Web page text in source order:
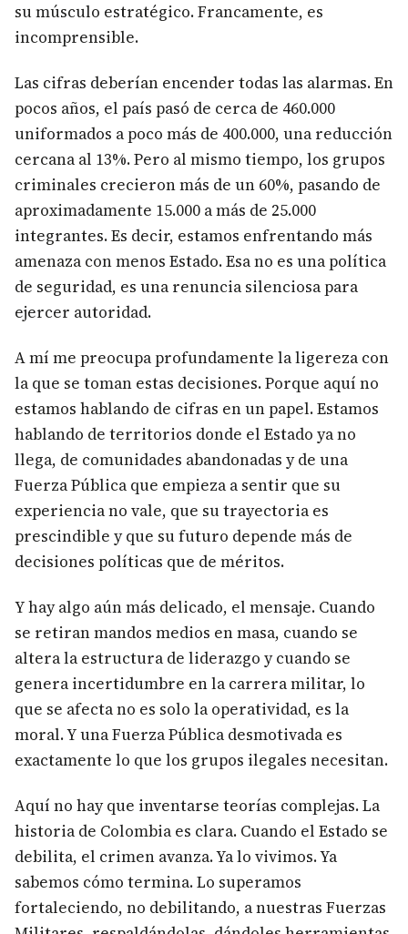
su músculo estratégico. Francamente, es
incomprensible.
Las cifras deberían encender todas las alarmas. En
pocos años, el país pasó de cerca de 460.000
uniformados a poco más de 400.000, una reducción
cercana al 13%. Pero al mismo tiempo, los grupos
criminales crecieron más de un 60%, pasando de
aproximadamente 15.000 a más de 25.000
integrantes. Es decir, estamos enfrentando más
amenaza con menos Estado. Esa no es una política
de seguridad, es una renuncia silenciosa para
ejercer autoridad.
A mí me preocupa profundamente la ligereza con
la que se toman estas decisiones. Porque aquí no
estamos hablando de cifras en un papel. Estamos
hablando de territorios donde el Estado ya no
llega, de comunidades abandonadas y de una
Fuerza Pública que empieza a sentir que su
experiencia no vale, que su trayectoria es
prescindible y que su futuro depende más de
decisiones políticas que de méritos.
Y hay algo aún más delicado, el mensaje. Cuando
se retiran mandos medios en masa, cuando se
altera la estructura de liderazgo y cuando se
genera incertidumbre en la carrera militar, lo
que se afecta no es solo la operatividad, es la
moral. Y una Fuerza Pública desmotivada es
exactamente lo que los grupos ilegales necesitan.
Aquí no hay que inventarse teorías complejas. La
historia de Colombia es clara. Cuando el Estado se
debilita, el crimen avanza. Ya lo vivimos. Ya
sabemos cómo termina. Lo superamos
fortaleciendo, no debilitando, a nuestras Fuerzas